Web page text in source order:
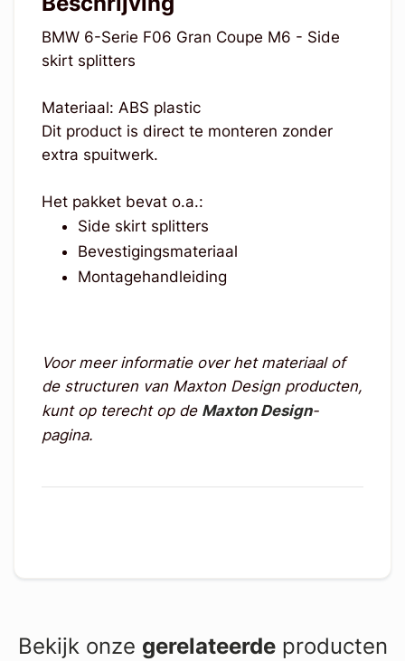
BMW 6-Serie F06 Gran Coupe M6 - Side
skirt splitters
Materiaal: ABS plastic
Dit product is direct te monteren zonder
extra spuitwerk.
Het pakket bevat o.a.:
Side skirt splitters
Bevestigingsmateriaal
Montagehandleiding
Voor meer informatie over het materiaal of
de structuren van Maxton Design producten,
kunt op terecht op de Maxton Design-
pagina.
Bekijk onze gerelateerdeproducten